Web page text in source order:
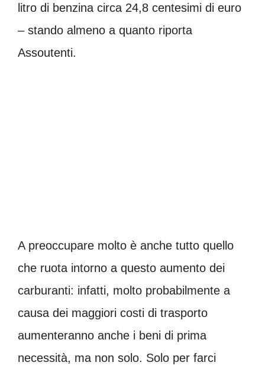
litro di benzina circa 24,8 centesimi di euro
– stando almeno a quanto riporta
Assoutenti.
A preoccupare molto è anche tutto quello
che ruota intorno a questo aumento dei
carburanti: infatti, molto probabilmente a
causa dei maggiori costi di trasporto
aumenteranno anche i beni di prima
necessità, ma non solo. Solo per farci